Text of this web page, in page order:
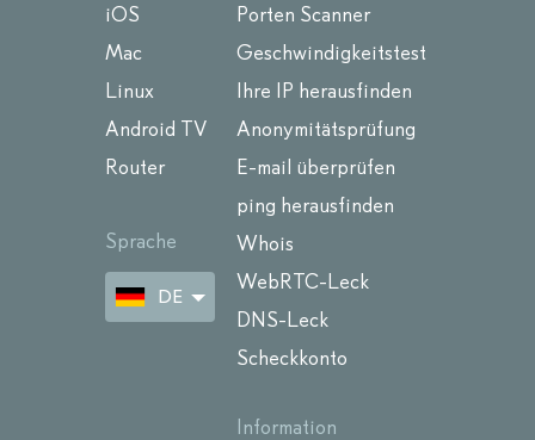
iOS
Mac
Linux
Android TV
Router
Sprache
DE
Porten Scanner
Geschwindigkeitstest
Ihre IP herausfinden
Anonymitätsprüfung
E-mail überprüfen
ping herausfinden
Whois
WebRTC-Leck
DNS-Leck
Scheckkonto
Information